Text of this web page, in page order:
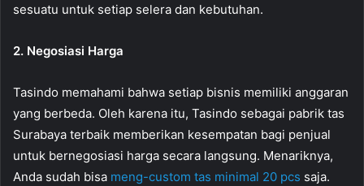
sesuatu untuk setiap selera dan kebutuhan.
2. Negosiasi Harga
Tasindo memahami bahwa setiap bisnis memiliki anggaran
yang berbeda. Oleh karena itu, Tasindo sebagai pabrik tas
Surabaya terbaik memberikan kesempatan bagi penjual
untuk bernegosiasi harga secara langsung. Menariknya,
Anda sudah bisa meng-custom tas minimal 20 pcs saja.